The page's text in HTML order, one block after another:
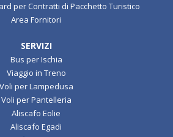
per Contratti di Pacchetto Turistico
Area Fornitori
SERVIZI
Bus per Ischia
Viaggio in Treno
Voli per Lampedusa
Voli per Pantelleria
Aliscafo Eolie
Aliscafo Egadi